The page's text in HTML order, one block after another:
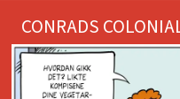
CONRADS